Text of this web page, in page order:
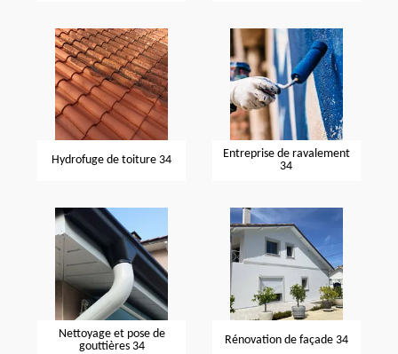
Hydrofuge de toiture 34
Entreprise de ravalement
34
Nettoyage et pose de
gouttières 34
Rénovation de façade 34